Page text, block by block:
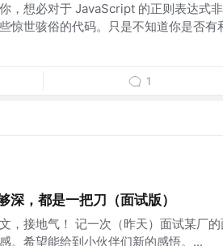
，想必对于 JavaScript 的正则表达式
惊世骇俗的代码。只是不知道你是否
1
深，都是一把刀（面试版）
，接地气！ 记一次（昨天）面试某厂
。希望能给到小伙伴们新的感悟。...